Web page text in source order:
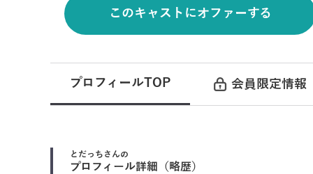
このキャストにオファーする
プロフィールTOP 会員限定情報
とだっち さんの
プロフィール詳細（略歴）